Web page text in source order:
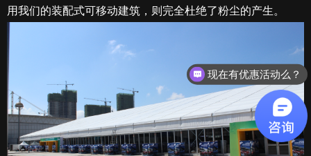
用我们的装配式可移动建筑，则完全杜绝了粉尘的产生。
现在有优惠活动么？